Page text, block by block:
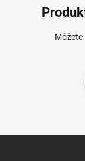
Môžete